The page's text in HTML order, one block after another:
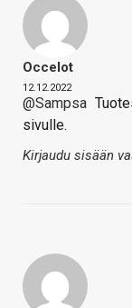
Occelot
12.12.2022
@Sampsa
sivulle.
Kirjaudu sisään